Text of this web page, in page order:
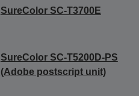
SureColor SC-T3700E
SureColor SC-T5200D-PS
(Adobe postscript unit)